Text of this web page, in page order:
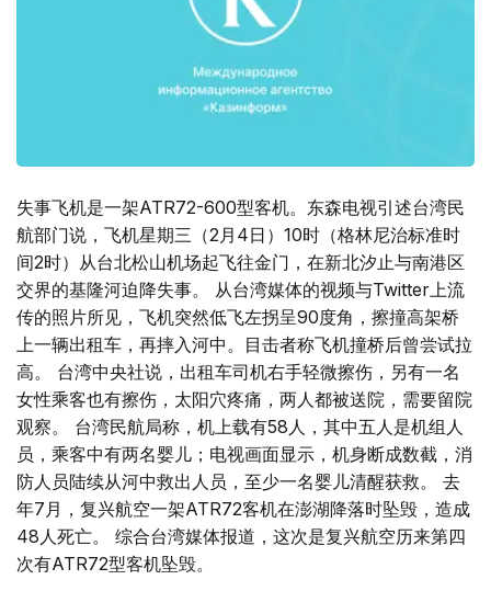
失事飞机是一架ATR72-600型客机。东森电视引述台湾民
航部门说，飞机星期三（2月4日）10时（格林尼治标准时
间2时）从台北松山机场起飞往金门，在新北汐止与南港区
交界的基隆河迫降失事。 从台湾媒体的视频与Twitter上流
传的照片所见，飞机突然低飞左拐呈90度角，擦撞高架桥
上一辆出租车，再摔入河中。目击者称飞机撞桥后曾尝试拉
高。 台湾中央社说，出租车司机右手轻微擦伤，另有一名
女性乘客也有擦伤，太阳穴疼痛，两人都被送院，需要留院
观察。 台湾民航局称，机上载有58人，其中五人是机组人
员，乘客中有两名婴儿；电视画面显示，机身断成数截，消
防人员陆续从河中救出人员，至少一名婴儿清醒获救。 去
年7月，复兴航空一架ATR72客机在澎湖降落时坠毁，造成
48人死亡。 综合台湾媒体报道，这次是复兴航空历来第四
次有ATR72型客机坠毁。